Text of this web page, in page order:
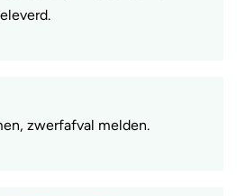
zwerfafval melden.